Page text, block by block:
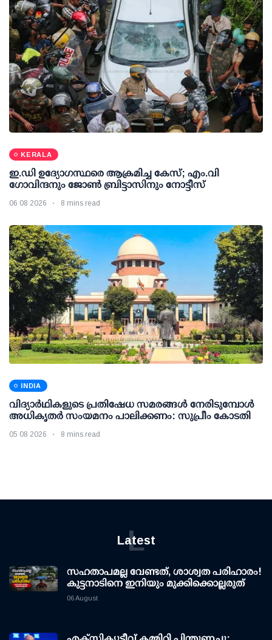
KERALA
ഇ.ഡി ഉദ്യോഗസ്ഥരെ ആക്രമിച്ച കേസ്; എം.വി
ഗോവിന്ദനും ജോണ്‍ ബ്രിട്ടാസിനും നോട്ടീസ്
06 08 2026 8 mins read
INDIA
വിദ്യാര്‍ഥികളുടെ പ്രതിഷേധ സമരങ്ങള്‍ നേരിടുമ്പോള്‍
അധികൃതര്‍ സംയമനം പാലിക്കണം: സുപ്രീം കോടതി
05 08 2026 8 mins read
Latest
L
സഹതാപമല്ല വേണ്ടത്, ശാശ്വത പരിഹാരം!
കുട്ടനാടിനെ ഇനിയും മുക്കിക്കൊല്ലരുത്
06 August